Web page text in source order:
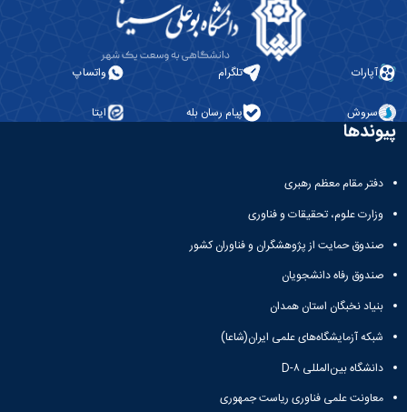
آپارات تلگرام واتساپ
سروش پیام رسان بله ایتا
پیوندها
دفتر مقام معظم رهبری
وزارت علوم، تحقیقات و فناوری
صندوق حمایت از پژوهشگران و فناوران کشور
صندوق رفاه دانشجویان
بنیاد نخبگان استان همدان
شبکه آزمایشگاه‌های علمی ایران(شاعا)
دانشگاه بین‌المللی D-۸
معاونت علمی فناوری ریاست جمهوری